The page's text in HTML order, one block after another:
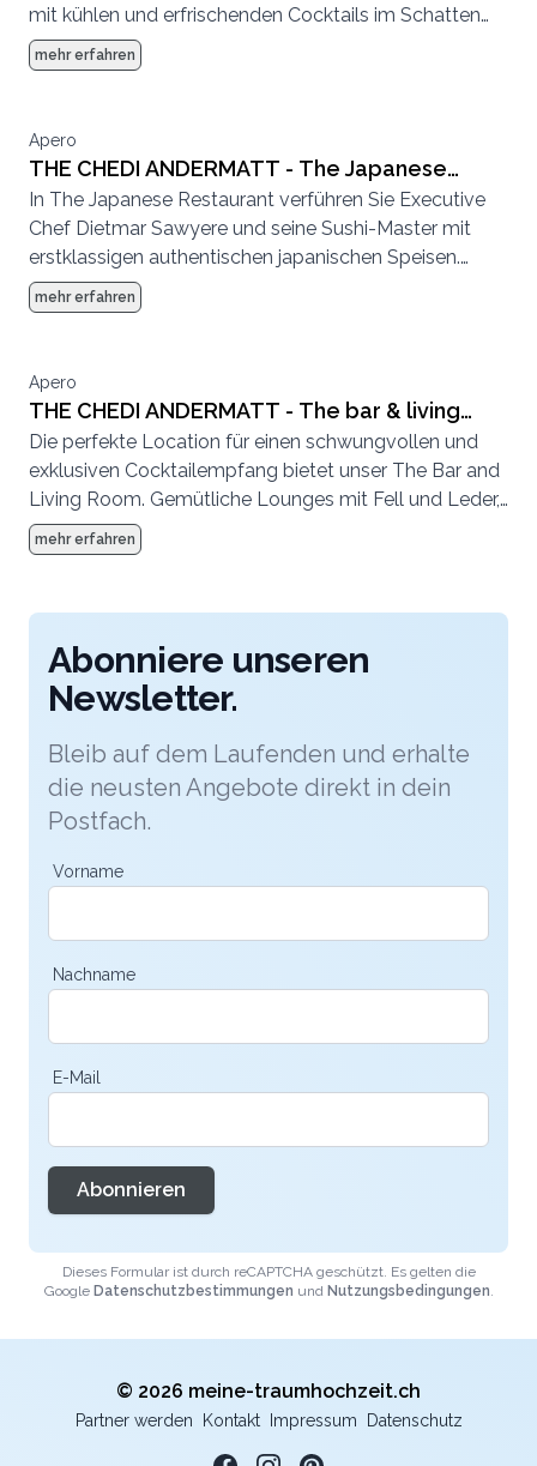
mit kühlen und erfrischenden Cocktails im Schatten
des Gemsstockgipfels auf das Schweizer
Alpenpanorama an. Im Winter verwandelt sich The
Schlittschuhlaufen und Eisstockschießen einlädt.
Nachdem ein paar Runden auf der Schlittschuhbahn
gedreht wurden, können Sie sich mit einer Tasse
Glühwein wieder aufwärmen.
mehr erfahren
Apero
THE CHEDI ANDERMATT - The Japanese
restaurant
In The Japanese Restaurant verführen Sie Executive
Chef Dietmar Sawyere und seine Sushi-Master mit
erstklassigen authentischen japanischen Speisen.
Geniessen Sie feinste Küche an der Sushi- und
Sashimi-Bar. Für den einmaligen Genuss sorgen die
Spezialität von The Japanese Restaurant. Sie
entsprechen einem mehrgängigen japanischen
Abendessen und sind mit der westlichen Haute
Cuisine vergleichbar, da sie den Geschmack, die Textur,
die Form und die Farben der Lebensmittel auf
höchstem Niveau und in perfekter Harmonie
kombinieren.
mehr erfahren
Apero
THE CHEDI ANDERMATT - The bar & living
room
Die perfekte Location für einen schwungvollen und
exklusiven Cocktailempfang bietet unser The Bar and
Living Room. Gemütliche Lounges mit Fell und Leder,
hohe Decken und Kamine sorgen für eine entspannte
Atmosphäre im Alpine Chic, welche mit groovenden
mehr erfahren
Abonniere unseren
Newsletter.
Bleib auf dem Laufenden und erhalte
die neusten Angebote direkt in dein
Postfach.
Vorname
Nachname
E-Mail
Abonnieren
Dieses Formular ist durch reCAPTCHA geschützt. Es gelten die
Google Datenschutzbestimmungen und Nutzungsbedingungen.
© 2026 meine-traumhochzeit.ch
Partner werden Kontakt Impressum Datenschutz